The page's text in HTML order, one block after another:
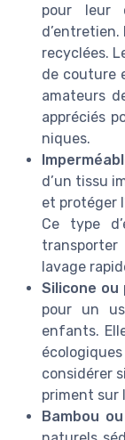
pour leur
recyclées.
de couture
amateurs
appréciés
niques.
d’un tissu
et protéger
Ce type
lavage
Silicone ou
pour un
enfants.
considérer
priment sur
Bambou